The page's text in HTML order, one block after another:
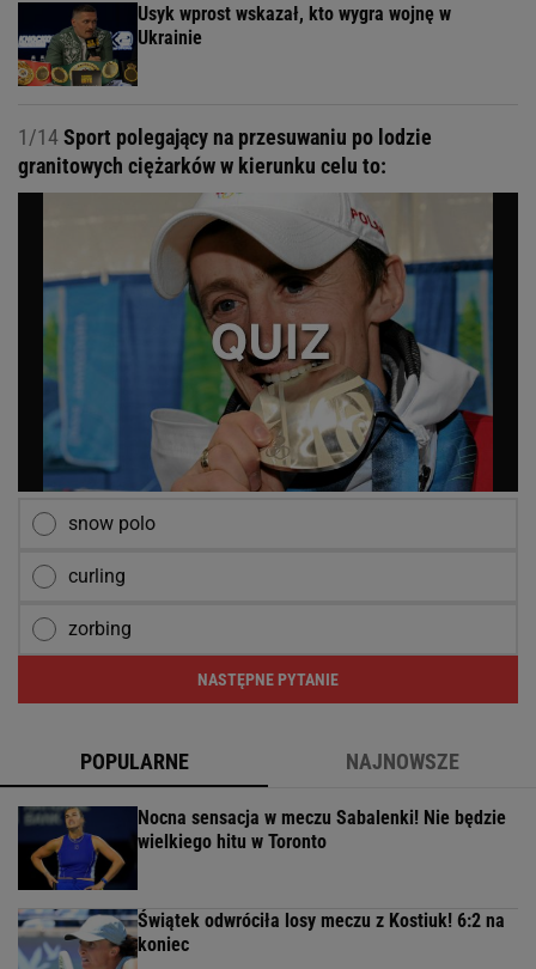
Usyk wprost wskazał, kto wygra wojnę w
Ukrainie
1/14Sport polegający na przesuwaniu po lodzie
granitowych ciężarków w kierunku celu to:
snow polo
curling
zorbing
NASTĘPNE PYTANIE
POPULARNE NAJNOWSZE
Nocna sensacja w meczu Sabalenki! Nie będzie
wielkiego hitu w Toronto
Świątek odwróciła losy meczu z Kostiuk! 6:2 na
koniec